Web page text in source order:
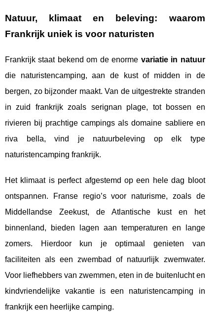
Natuur, klimaat en beleving: waarom
Frankrijk uniek is voor naturisten
Frankrijk staat bekend om de enorme variatie in natuur
die naturistencamping, aan de kust of midden in de
bergen, zo bijzonder maakt. Van de uitgestrekte stranden
in zuid frankrijk zoals serignan plage, tot bossen en
rivieren bij prachtige campings als domaine sabliere en
riva bella, vind je natuurbeleving op elk type
naturistencamping frankrijk.
Het klimaat is perfect afgestemd op een hele dag bloot
ontspannen. Franse regio’s voor naturisme, zoals de
Middellandse Zeekust, de Atlantische kust en het
binnenland, bieden lagen aan temperaturen en lange
zomers. Hierdoor kun je optimaal genieten van
faciliteiten als een zwembad of natuurlijk zwemwater.
Voor liefhebbers van zwemmen, eten in de buitenlucht en
kindvriendelijke vakantie is een naturistencamping in
frankrijk een heerlijke camping.